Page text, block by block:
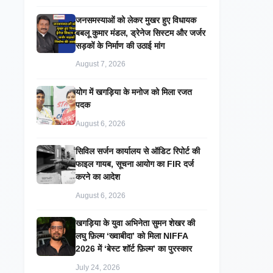
जनसमस्याओं को लेकर मुखर हुए विधायक
बबलू कुमार मंडल, ड्रेनेज सिस्टम और जर्जर
सड़कों के निर्माण की उठाई मांग
August 7, 2026
​योग में खगड़िया के मनोज को मिला रजत
पदक
August 6, 2026
सिविल सर्जन कार्यालय से ऑडिट रिपोर्ट की
फाइल गायब, सूचना आयोग का FIR दर्ज
करने का आदेश
August 6, 2026
खगड़िया के युवा अभिनेता सुमन शेखर की
लघु फ़िल्म ‘ख्वाबीदा’ को मिला NIFFA
2026 में ‘बेस्ट शॉर्ट फ़िल्म’ का पुरस्कार
July 24, 2026